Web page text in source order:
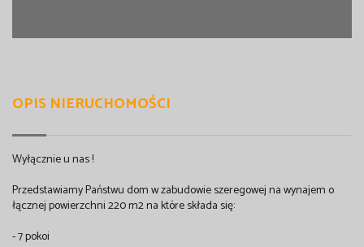
OPIS NIERUCHOMOŚCI
Wyłącznie u nas !
Przedstawiamy Państwu dom w zabudowie szeregowej na wynajem o
łącznej powierzchni 220 m2 na które składa się:
- 7 pokoi